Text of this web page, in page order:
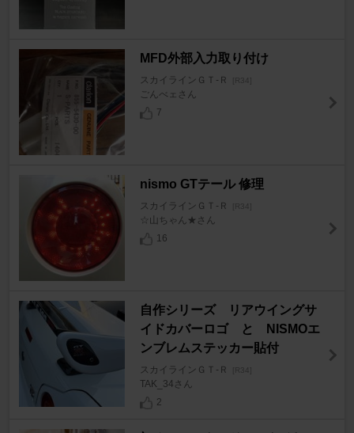
MFD外部入力取り付け
スカイラインＧＴ‐Ｒ [R34]
ごんべェさん
7
nismo GTテール 修理
スカイラインＧＴ‐Ｒ [R34]
☆山ちゃん★さん
16
自作シリーズ リアウイングサ
イドカバーロゴ と NISMOエ
ンブレムステッカー貼付
スカイラインＧＴ‐Ｒ [R34]
TAK_34さん
2